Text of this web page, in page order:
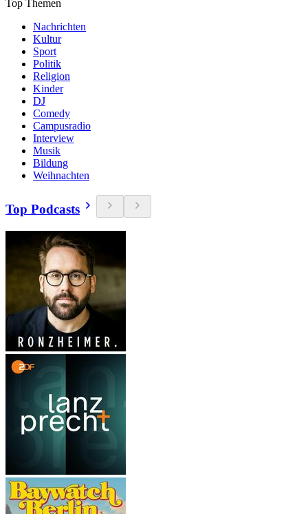
Top Themen
Nachrichten
Kultur
Sport
Politik
Religion
Kinder
DJ
Comedy
Campusradio
Interview
Musik
Bildung
Weihnachten
Top Podcasts